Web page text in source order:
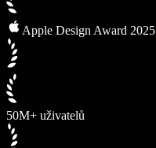
Apple Design Award 2025
50M+ uživatelů